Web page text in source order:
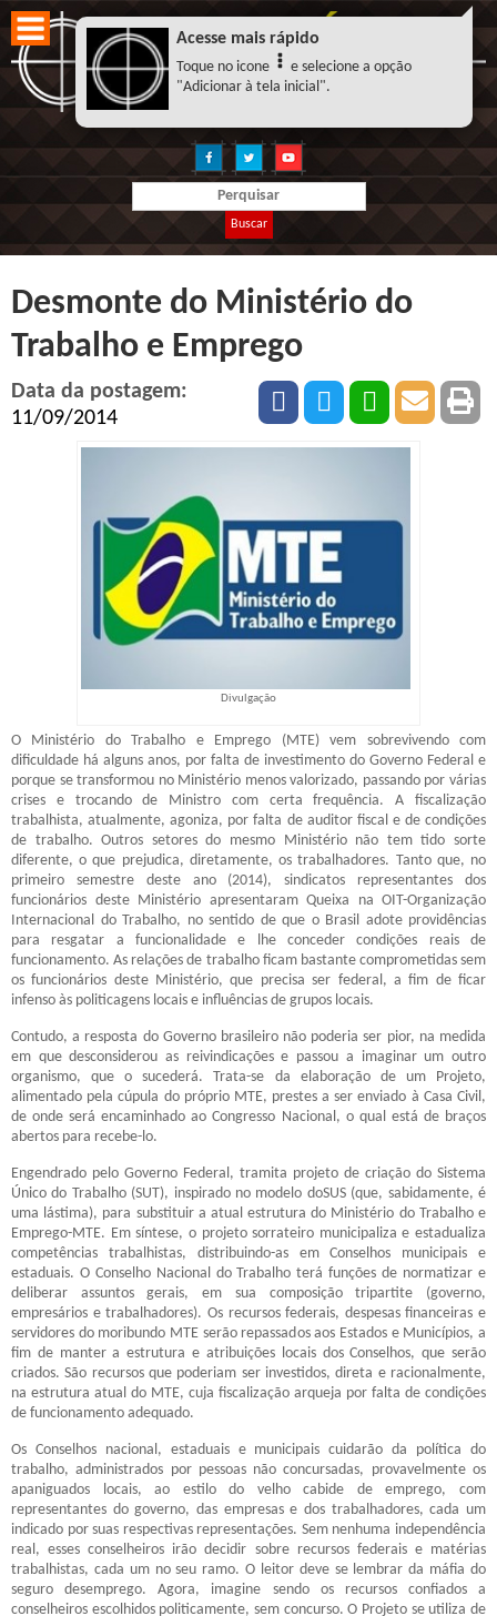
Buscar
Desmonte do Ministério do
Trabalho e Emprego
Data da postagem:
11/09/2014
Divulgação
O Ministério do Trabalho e Emprego (MTE) vem sobrevivendo com
dificuldade há alguns anos, por falta de investimento do Governo Federal e
porque se transformou no Ministério menos valorizado, passando por várias
crises e trocando de Ministro com certa frequência. A fiscalização
trabalhista, atualmente, agoniza, por falta de auditor fiscal e de condições
de trabalho. Outros setores do mesmo Ministério não tem tido sorte
diferente, o que prejudica, diretamente, os trabalhadores. Tanto que, no
primeiro semestre deste ano (2014), sindicatos representantes dos
funcionários deste Ministério apresentaram Queixa na OIT-Organização
Internacional do Trabalho, no sentido de que o Brasil adote providências
para resgatar a funcionalidade e lhe conceder condições reais de
funcionamento. As relações de trabalho ficam bastante comprometidas sem
os funcionários deste Ministério, que precisa ser federal, a fim de ficar
infenso às politicagens locais e influências de grupos locais.
Contudo, a resposta do Governo brasileiro não poderia ser pior, na medida
em que desconsiderou as reivindicações e passou a imaginar um outro
organismo, que o sucederá. Trata-se da elaboração de um Projeto,
alimentado pela cúpula do próprio MTE, prestes a ser enviado à Casa Civil,
de onde será encaminhado ao Congresso Nacional, o qual está de braços
abertos para recebe-lo.
Engendrado pelo Governo Federal, tramita projeto de criação do Sistema
Único do Trabalho (SUT), inspirado no modelo doSUS (que, sabidamente, é
uma lástima), para substituir a atual estrutura do Ministério do Trabalho e
Emprego-MTE. Em síntese, o projeto sorrateiro municipaliza e estadualiza
competências trabalhistas, distribuindo-as em Conselhos municipais e
estaduais. O Conselho Nacional do Trabalho terá funções de normatizar e
deliberar assuntos gerais, em sua composição tripartite (governo,
empresários e trabalhadores). Os recursos federais, despesas financeiras e
servidores do moribundo MTE serão repassados aos Estados e Municípios, a
fim de manter a estrutura e atribuições locais dos Conselhos, que serão
criados. São recursos que poderiam ser investidos, direta e racionalmente,
na estrutura atual do MTE, cuja fiscalização arqueja por falta de condições
de funcionamento adequado.
Os Conselhos nacional, estaduais e municipais cuidarão da política do
trabalho, administrados por pessoas não concursadas, provavelmente os
apaniguados locais, ao estilo do velho cabide de emprego, com
representantes do governo, das empresas e dos trabalhadores, cada um
indicado por suas respectivas representações. Sem nenhuma independência
real, esses conselheiros irão decidir sobre recursos federais e matérias
trabalhistas, cada um no seu ramo. O leitor deve se lembrar da máfia do
seguro desemprego. Agora, imagine sendo os recursos confiados a
conselheiros escolhidos politicamente, sem concurso. O Projeto se utiliza de
Acesse mais rápido
Toque no icone
e selecione a opção
"Adicionar à tela inicial".